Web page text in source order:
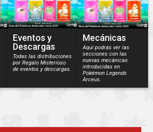
Eventos y
Descargas
Todas las distribuciones
por Regalo Misterioso
de eventos y descargas.
Mecánicas
Aquí podrás ver las
secciones con las
nuevas mecánicas
introducidas en
Pokémon Legends
Arceus.